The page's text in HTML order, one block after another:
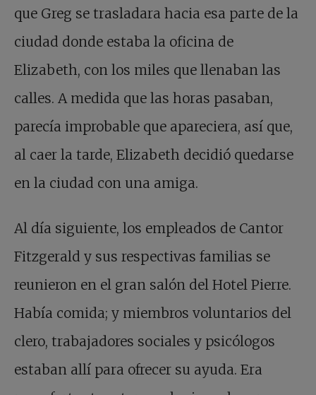
que Greg se trasladara hacia esa parte de la
ciudad donde estaba la oficina de
Elizabeth, con los miles que llenaban las
calles. A medida que las horas pasaban,
parecía improbable que apareciera, así que,
al caer la tarde, Elizabeth decidió quedarse
en la ciudad con una amiga.
Al día siguiente, los empleados de Cantor
Fitzgerald y sus respectivas familias se
reunieron en el gran salón del Hotel Pierre.
Había comida; y miembros voluntarios del
clero, trabajadores sociales y psicólogos
estaban allí para ofrecer su ayuda. Era